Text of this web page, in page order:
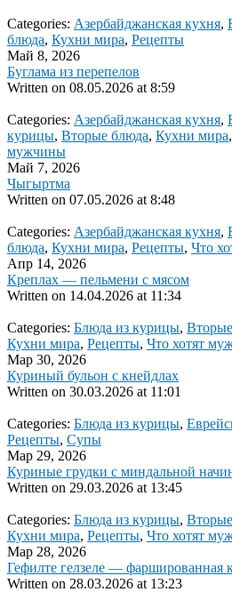
Categories: Азербайджанская кухня,
блюда, Кухни мира, Рецепты
Май 8, 2026
Буглама из перепелов
Written on 08.05.2026 at 8:59
Categories: Азербайджанская кухня,
курицы, Вторые блюда, Кухни мира,
мужчины
Май 7, 2026
Чыгыртма
Written on 07.05.2026 at 8:48
Categories: Азербайджанская кухня,
блюда, Кухни мира, Рецепты, Что
Апр 14, 2026
Креплах — пельмени с мясом
Written on 14.04.2026 at 11:34
Categories: Блюда из курицы,
Кухни мира, Рецепты, Что хотят
Мар 30, 2026
Куриный бульон с кнейдлах
Written on 30.03.2026 at 11:01
Categories: Блюда из курицы,
Рецепты, Супы
Мар 29, 2026
Куриные грудки с миндальной
Written on 29.03.2026 at 13:45
Categories: Блюда из курицы,
Кухни мира, Рецепты, Что хотят
Мар 28, 2026
Гефилте гелзеле — фаршированная
Written on 28.03.2026 at 13:23